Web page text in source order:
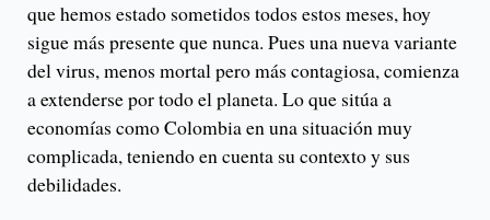
que hemos estado sometidos todos estos meses, hoy
sigue más presente que nunca. Pues una nueva variante
del virus, menos mortal pero más contagiosa, comienza
a extenderse por todo el planeta. Lo que sitúa a
economías como Colombia en una situación muy
complicada, teniendo en cuenta su contexto y sus
debilidades.